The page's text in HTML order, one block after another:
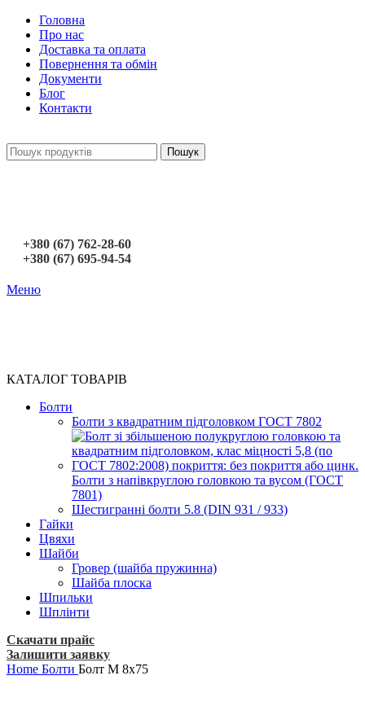
Головна
Про нас
Доставка та оплата
Повернення та обмін
Документи
Блог
Контакти
Пошук
+380 (67) 762-28-60
+380 (67) 695-94-54
Меню
КАТАЛОГ ТОВАРІВ
Болти
Болти з квадратним підголовком ГОСТ 7802
Болти з напівкруглою головкою та вусом (ГОСТ
7801)
Шестигранні болти 5.8 (DIN 931 / 933)
Гайки
Цвяхи
Шайби
Гровер (шайба пружинна)
Шайба плоска
Шпильки
Шплінти
Скачати прайс
Залишити заявку
Home Болти Болт М 8х75